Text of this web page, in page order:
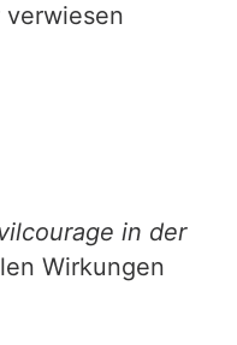
verwiesen
in der
Wirkungen